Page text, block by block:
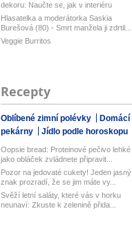
dekoru: Naučte se, jak v interiéru
kom...
Hlasatelka a moderátorka Saskia
Burešová (80) - Smrt manžela ji zdrtil...
Veggie Burritos
Recepty
Oblíbené zimní polévky
Domácí
pekárny
Jídlo podle horoskopu
Oopsie bread: Proteinové pečivo lehké
jako obláček zvládnete připravit...
Pozor na jedovaté cukety! Jeden jasný
znak prozradí, že se jim máte vy...
Svěží letní saláty, které vás v horku
neunaví: Zkuste k zelenině přida...